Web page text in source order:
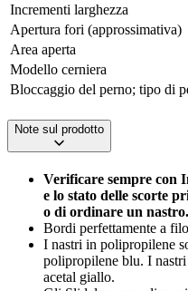
Incrementi larghezza
Apertura fori (approssimativa)
Area aperta
Modello cerniera
Bloccaggio del perno; tipo di
Note sul prodotto
Verificare sempre con
e lo stato delle scorte
o di ordinare un nastro.
Bordi perfettamente a
I nastri in polipropilene
polipropilene blu. I
acetal giallo.